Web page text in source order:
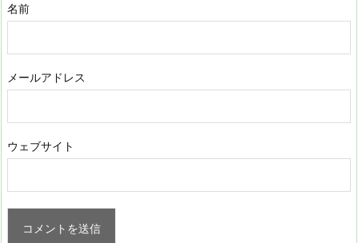
名前
メールアドレス
ウェブサイト